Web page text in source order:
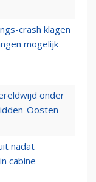
crash klagen
mogelijk
onder
Oosten
nadat
cabine